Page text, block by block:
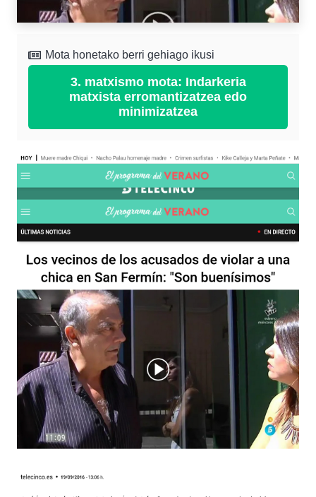
Mota honetako berri gehiago ikusi
3. matxismo mota: Indarkeria
matxista erromantizatzea edo
minimizatzea